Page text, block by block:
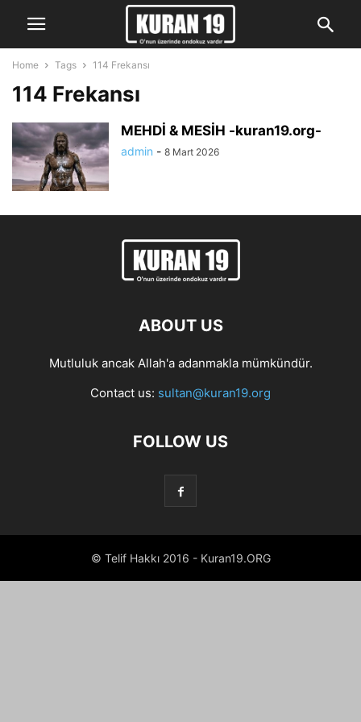
Home Tags 114 Frekansı
114 Frekansı
MEHDİ & MESİH -kuran19.org-
admin - 8 Mart 2026
ABOUT US
Mutluluk ancak Allah'a adanmakla mümkündür.
Contact us: sultan@kuran19.org
FOLLOW US
© Telif Hakkı 2016 - Kuran19.ORG